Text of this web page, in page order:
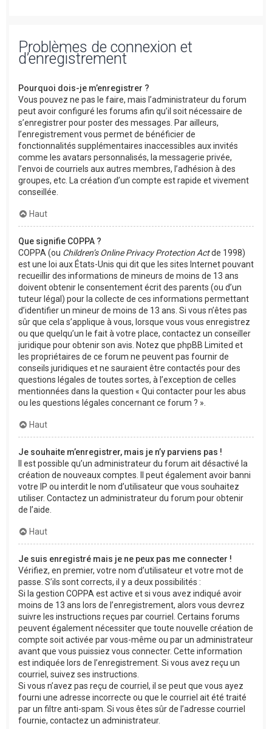
Problèmes de connexion et
d’enregistrement
Pourquoi dois-je m’enregistrer ?
Vous pouvez ne pas le faire, mais l’administrateur du forum
peut avoir configuré les forums afin qu’il soit nécessaire de
s’enregistrer pour poster des messages. Par ailleurs,
l’enregistrement vous permet de bénéficier de
fonctionnalités supplémentaires inaccessibles aux invités
comme les avatars personnalisés, la messagerie privée,
l’envoi de courriels aux autres membres, l’adhésion à des
groupes, etc. La création d’un compte est rapide et vivement
conseillée.
Haut
Que signifie COPPA ?
COPPA (ou Children’s Online Privacy Protection Actde 1998)
est une loi aux États-Unis qui dit que les sites Internet pouvant
recueillir des informations de mineurs de moins de 13 ans
doivent obtenir le consentement écrit des parents (ou d’un
tuteur légal) pour la collecte de ces informations permettant
d’identifier un mineur de moins de 13 ans. Si vous n’êtes pas
sûr que cela s’applique à vous, lorsque vous vous enregistrez
ou que quelqu’un le fait à votre place, contactez un conseiller
juridique pour obtenir son avis. Notez que phpBB Limited et
les propriétaires de ce forum ne peuvent pas fournir de
conseils juridiques et ne sauraient être contactés pour des
questions légales de toutes sortes, à l’exception de celles
mentionnées dans la question « Qui contacter pour les abus
ou les questions légales concernant ce forum ? ».
Haut
Je souhaite m’enregistrer, mais je n’y parviens pas !
Il est possible qu’un administrateur du forum ait désactivé la
création de nouveaux comptes. Il peut également avoir banni
votre IP ou interdit le nom d’utilisateur que vous souhaitez
utiliser. Contactez un administrateur du forum pour obtenir
de l’aide.
Haut
Je suis enregistré mais je ne peux pas me connecter !
Vérifiez, en premier, votre nom d’utilisateur et votre mot de
passe. S’ils sont corrects, il y a deux possibilités :
Si la gestion COPPA est active et si vous avez indiqué avoir
moins de 13 ans lors de l’enregistrement, alors vous devrez
suivre les instructions reçues par courriel. Certains forums
peuvent également nécessiter que toute nouvelle création de
compte soit activée par vous-même ou par un administrateur
avant que vous puissiez vous connecter. Cette information
est indiquée lors de l’enregistrement. Si vous avez reçu un
courriel, suivez ses instructions.
Si vous n’avez pas reçu de courriel, il se peut que vous ayez
fourni une adresse incorrecte ou que le courriel ait été traité
par un filtre anti-spam. Si vous êtes sûr de l’adresse courriel
fournie, contactez un administrateur.